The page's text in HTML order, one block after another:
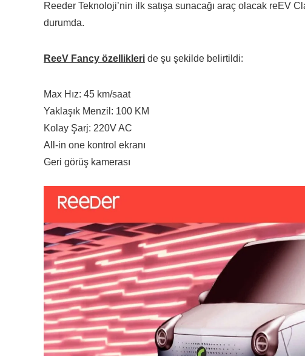
Reeder Teknoloji’nin ilk satışa sunacağı araç olacak reEV
durumda.
ReeV Fancy özellikleri de şu şekilde belirtildi:
Max Hız: 45 km/saat
Yaklaşık Menzil: 100 KM
Kolay Şarj: 220V AC
All-in one kontrol ekranı
Geri görüş kamerası